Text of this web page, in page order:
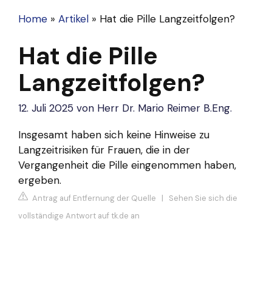
Home » Artikel » Hat die Pille Langzeitfolgen?
Hat die Pille
Langzeitfolgen?
12. Juli 2025 von Herr Dr. Mario Reimer B.Eng.
Insgesamt haben sich keine Hinweise zu
Langzeitrisiken für Frauen, die in der
Vergangenheit die Pille eingenommen haben,
ergeben.
Antrag auf Entfernung der Quelle | Sehen Sie sich die
vollständige Antwort auf tk.de an